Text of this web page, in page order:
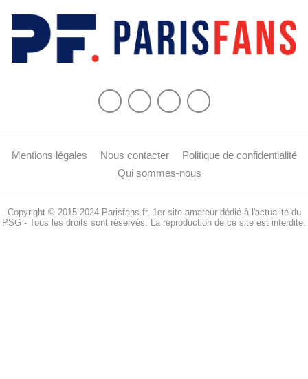
Mentions légales Nous contacter
Politique de confidentialité
Qui sommes-nous
Copyright © 2015-2024 Parisfans.fr, 1er site amateur dédié à l'actualité du
PSG - Tous les droits sont réservés. La reproduction de ce site est interdite.